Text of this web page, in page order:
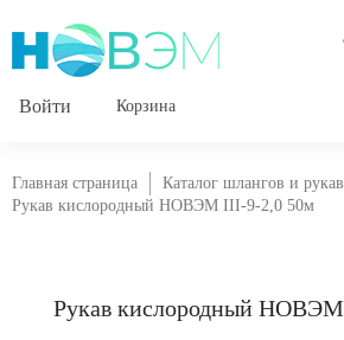
Корзина
Главная страница Каталог шлангов и
Рукав кислородный НОВЭМ III-9-2,0 50м
Рукав кислородный